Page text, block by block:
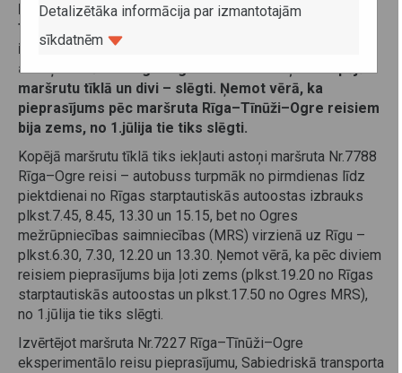
Liepājas autobusu parks maršrutā Nr.7227 Rīga–
Tīnūži–Ogre. Četru mēnešu ilgā laika periodā
izvērtējot attiecīgo reisu pieprasījumu, no 1.jūlija
astoņi maršruta Rīga–Ogre reisi tiks iekļauti kopējā
maršrutu tīklā un divi – slēgti. Ņemot vērā, ka
pieprasījums pēc maršruta Rīga–Tīnūži–Ogre reisiem
bija zems, no 1.jūlija tie tiks slēgti.
Kopējā maršrutu tīklā tiks iekļauti astoņi maršruta Nr.7788
Rīga–Ogre reisi – autobuss turpmāk no pirmdienas līdz
piektdienai no Rīgas starptautiskās autoostas izbrauks
plkst.7.45, 8.45, 13.30 un 15.15, bet no Ogres
mežrūpniecības saimniecības (MRS) virzienā uz Rīgu –
plkst.6.30, 7.30, 12.20 un 13.30. Ņemot vērā, ka pēc diviem
reisiem pieprasījums bija ļoti zems (plkst.19.20 no Rīgas
starptautiskās autoostas un plkst.17.50 no Ogres MRS),
no 1.jūlija tie tiks slēgti.
Izvērtējot maršruta Nr.7227 Rīga–Tīnūži–Ogre
eksperimentālo reisu pieprasījumu, Sabiedriskā transporta
Detalizētāka informācija par izmantotajām
sīkdatnēm